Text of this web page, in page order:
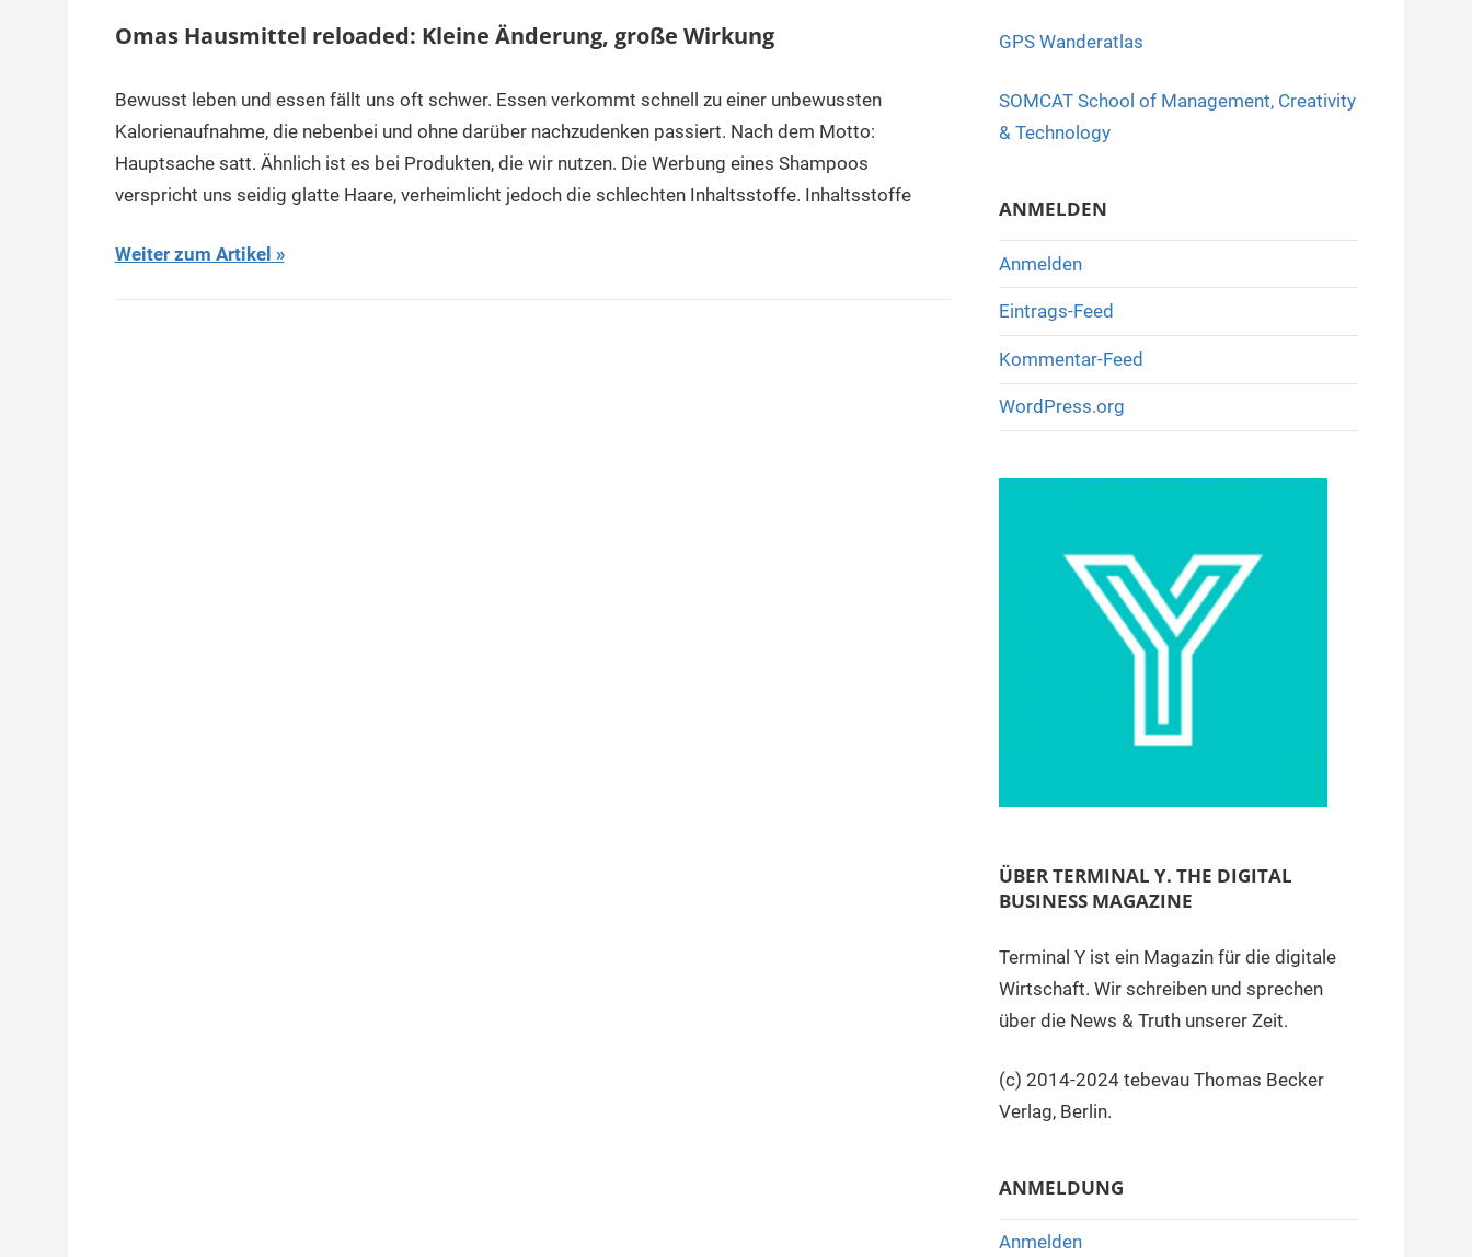
Omas Hausmittel reloaded: Kleine Änderung, große Wirkung
Bewusst leben und essen fällt uns oft schwer. Essen verkommt schnell zu einer unbewussten
Kalorienaufnahme, die nebenbei und ohne darüber nachzudenken passiert. Nach dem Motto:
Hauptsache satt. Ähnlich ist es bei Produkten, die wir nutzen. Die Werbung eines Shampoos
verspricht uns seidig glatte Haare, verheimlicht jedoch die schlechten Inhaltsstoffe. Inhaltsstoffe
Weiter zum Artikel
b
o
k
GPS Wanderatlas
SOMCAT School of Management, Creativity
& Technology
ANMELDEN
Anmelden
Eintrags-Feed
Kommentar-Feed
WordPress.org
ÜBER TERMINAL Y. THE DIGITAL
BUSINESS MAGAZINE
Terminal Y ist ein Magazin für die digitale
Wirtschaft. Wir schreiben und sprechen
über die News & Truth unserer Zeit.
(c) 2014-2024 tebevau Thomas Becker
Verlag, Berlin.
ANMELDUNG
Anmelden